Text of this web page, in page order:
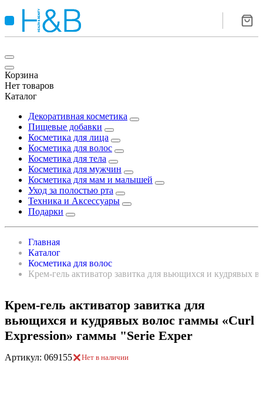
Корзина
Нет товаров
Каталог
Декоративная косметика
Пищевые добавки
Косметика для лица
Косметика для волос
Косметика для тела
Косметика для мужчин
Косметика для мам и малышей
Уход за полостью рта
Техника и Аксессуары
Подарки
Главная
Каталог
Косметика для волос
Крем-гель активатор завитка для вьющихся и кудрявых
Крем-гель активатор завитка для
вьющихся и кудрявых волос гаммы «Curl
Expression» гаммы "Serie Exper
Артикул: 069155 Нет в наличии